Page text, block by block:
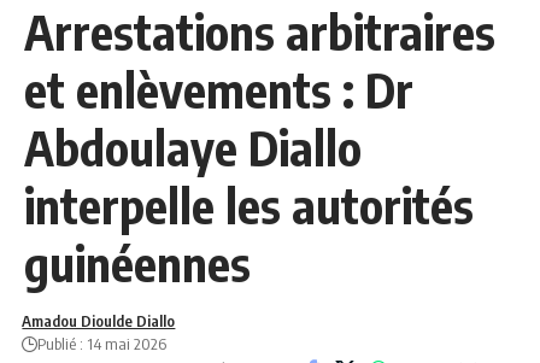
Arrestations arbitraires
et enlèvements : Dr
Abdoulaye Diallo
interpelle les autorités
guinéennes
Amadou Dioulde Diallo
Publié : 14 mai 2026